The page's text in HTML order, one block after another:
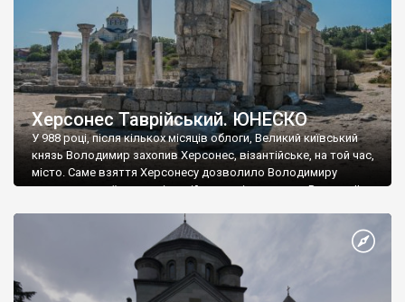
Херсонес Таврійський. ЮНЕСКО
У 988 році, після кількох місяців облоги, Великий київський
князь Володимир захопив Херсонес, візантійське, на той час,
місто. Саме взяття Херсонесу дозволило Володимиру
диктувати свої умови візантійському імператору Василю ІІ, та
Херсонесі Володимир-язичник, став Василем-християнином.
А потім було Хрещення Русі. На честь Херсонесу Таврійського